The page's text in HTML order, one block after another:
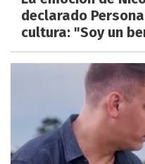
declarado
cultura: "Soy un